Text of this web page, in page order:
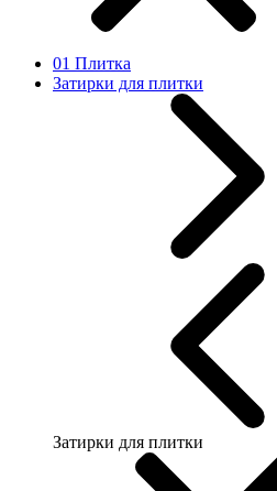
01 Плитка
Затирки для плитки
Затирки для плитки